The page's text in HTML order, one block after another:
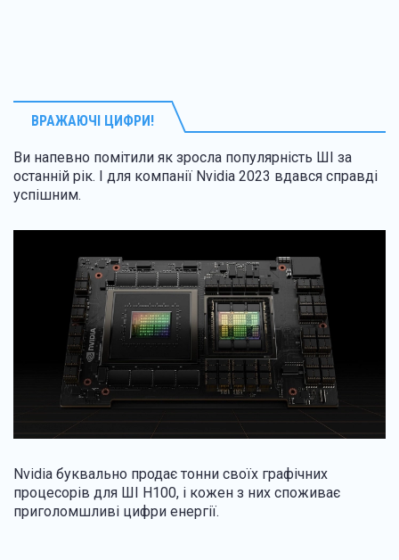
ВРАЖАЮЧІ ЦИФРИ!
Ви напевно помітили як зросла популярність ШІ за
останній рік. І для компанії Nvidia 2023 вдався справді
успішним.
Nvidia буквально продає тонни своїх графічних
процесорів для ШІ H100, і кожен з них споживає
приголомшливі цифри енергії.